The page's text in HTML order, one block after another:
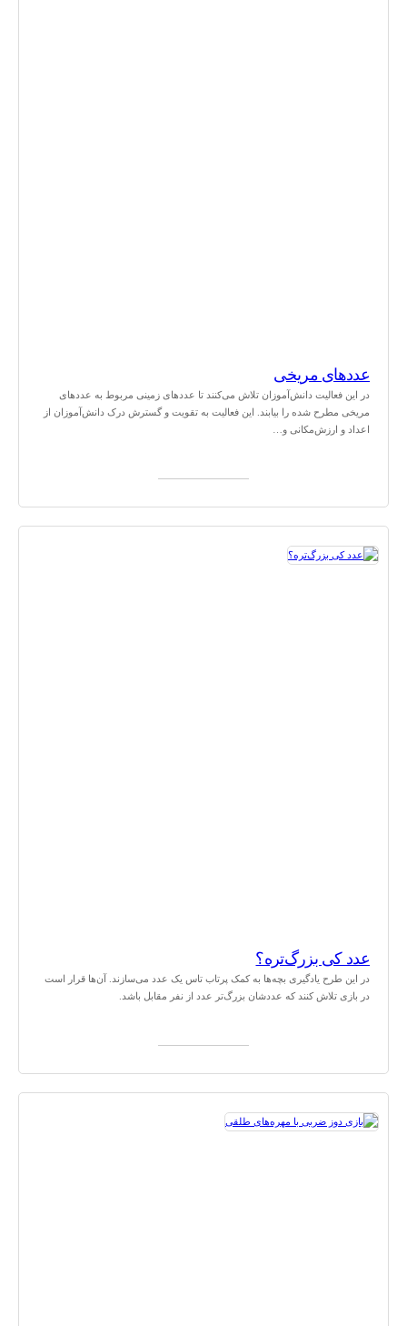
عددهای مریخی
در این فعالیت دانش‌آموزان تلاش می‌کنند تا عددهای زمینی مربوط به عددهای
مریخی مطرح شده را بیابند. این فعالیت به تقویت و گسترش درک دانش‌آموزان از
اعداد و ارزش‌مکانی و…
عدد کی بزرگ‌تره؟
در این طرح یادگیری بچه‌ها به کمک پرتاب تاس یک عدد می‌سازند. آن‌ها قرار است
در بازی تلاش کنند که عددشان بزرگ‌تر عدد از نفر مقابل باشد.